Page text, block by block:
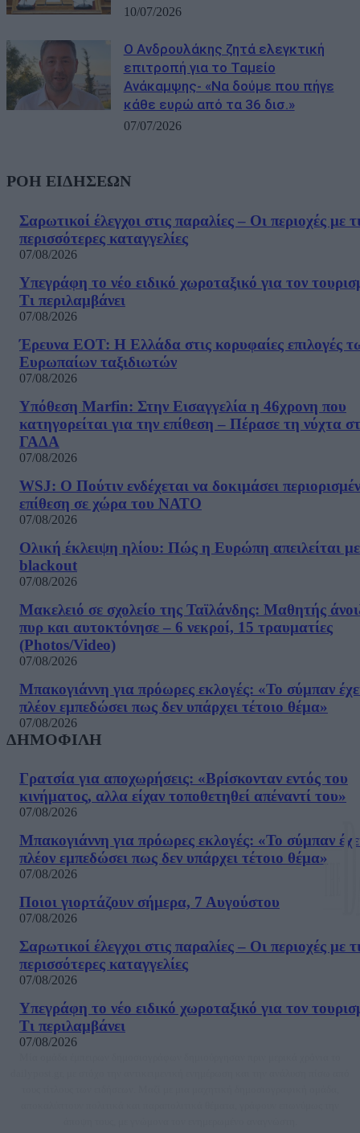
10/07/2026
Ο Ανδρουλάκης ζητά ελεγκτική
επιτροπή για το Ταμείο
Ανάκαμψης- «Να δούμε που πήγε
κάθε ευρώ από τα 36 δισ.»
07/07/2026
ΡΟΗ ΕΙΔΗΣΕΩΝ
Σαρωτικοί έλεγχοι στις παραλίες – Οι περιοχές με
περισσότερες καταγγελίες
07/08/2026
Υπεγράφη το νέο ειδικό χωροταξικό για τον
Τι περιλαμβάνει
07/08/2026
Έρευνα ΕΟΤ: Η Ελλάδα στις κορυφαίες επιλογές
Ευρωπαίων ταξιδιωτών
07/08/2026
Υπόθεση Marfin: Στην Εισαγγελία η 46χρονη που
κατηγορείται για την επίθεση – Πέρασε τη νύχτα
ΓΑΔΑ
07/08/2026
WSJ: Ο Πούτιν ενδέχεται να δοκιμάσει
επίθεση σε χώρα του ΝΑΤΟ
07/08/2026
Ολική έκλειψη ηλίου: Πώς η Ευρώπη απειλείται με
blackout
07/08/2026
Μακελειό σε σχολείο της Ταϊλάνδης: Μαθητής
πυρ και αυτοκτόνησε – 6 νεκροί, 15 τραυματίες
(Photos/Video)
07/08/2026
Μπακογιάννη για πρόωρες εκλογές: «Το σύμπαν
πλέον εμπεδώσει πως δεν υπάρχει τέτοιο θέμα»
07/08/2026
ΔΗΜΟΦΙΛΗ
Γρατσία για αποχωρήσεις: «Bρίσκονταν εντός του
κινήματος, αλλα είχαν τοποθετηθεί απέναντί του»
07/08/2026
Μπακογιάννη για πρόωρες εκλογές: «Το σύμπαν
πλέον εμπεδώσει πως δεν υπάρχει τέτοιο θέμα»
07/08/2026
Ποιοι γιορτάζουν σήμερα, 7 Αυγούστου
07/08/2026
Σαρωτικοί έλεγχοι στις παραλίες – Οι περιοχές με
περισσότερες καταγγελίες
07/08/2026
Υπεγράφη το νέο ειδικό χωροταξικό για τον
Τι περιλαμβάνει
07/08/2026